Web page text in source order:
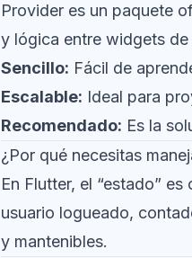
Provider es un paquete
y lógica entre widgets
Sencillo: Fácil de
Escalable: Ideal para
Recomendado: Es la
¿Por qué necesitas
En Flutter, el “estado”
usuario logueado,
y mantenibles.